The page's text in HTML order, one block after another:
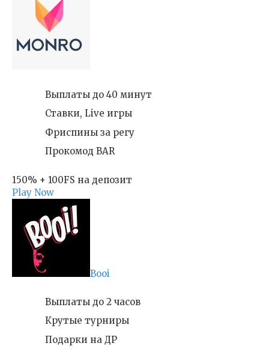
Выплаты до 40 минут
Ставки, Live игры
Фриспины за регу
Прокомод BAR
150% + 100FS на депозит
Play Now
Booi
Выплаты до 2 часов
Крутые турниры
Подарки на ДР